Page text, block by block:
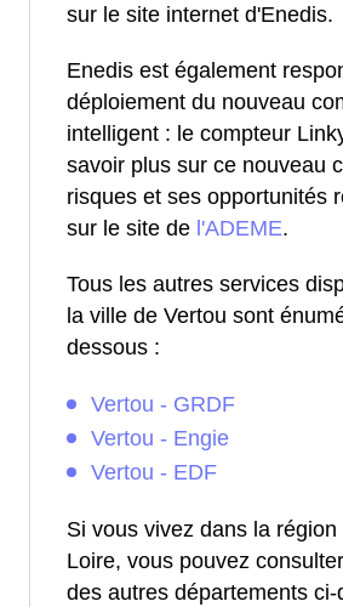
sur le site internet d'Enedis.
Enedis est également
déploiement du nouveau
intelligent : le compteur
savoir plus sur ce nouveau
risques et ses opportunités
sur le site de l'ADEME.
Tous les autres services
la ville de Vertou sont
dessous :
Vertou - GRDF
Vertou - Engie
Vertou - EDF
Si vous vivez dans la
Loire, vous pouvez
des autres départements ci-